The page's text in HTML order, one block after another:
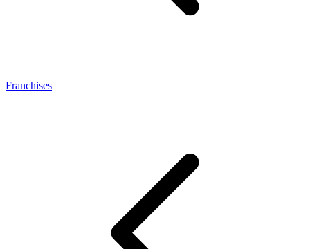
Franchises